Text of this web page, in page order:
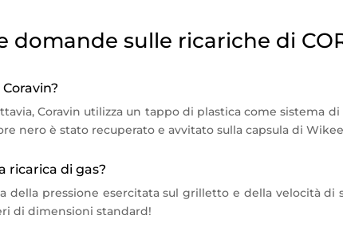
domande sulle ricariche di
Coravin utilizza un tappo di plastica come sistema
nero è stato recuperato e avvitato sulla capsula di
ricarica di gas?
della pressione esercitata sul grilletto e della velocità di
di dimensioni standard!